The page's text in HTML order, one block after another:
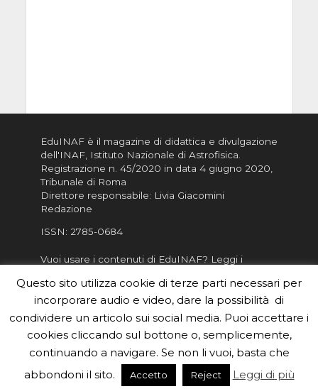
EduINAF è il magazine di didattica e divulgazione
dell'INAF, Istituto Nazionale di Astrofisica
Registrazione n. 45/2020 in data 4 giugno 2020,
Tribunale di Roma
Direttore responsabile: Livia Giacomini
Redazione
ISSN: 2785-0684
Vuoi usare i contenuti di EduINAF? Leggi i
Informativa sulla Privacy
Informatva sui Cookie
Per la rubrica de l'Astronomo risponde, per
inviarci le tue foto o i tuoi contributi, scrivici a
redazione.edu [chiocciola] inaf.it oppure
il form
Questo sito utilizza cookie di terze parti necessari per
incorporare audio e video, dare la possibilità di
condividere un articolo sui social media. Puoi accettare i
cookies cliccando sul bottone o, semplicemente,
continuando a navigare. Se non li vuoi, basta che
abbondoni il sito.
Accetto Reject Leggi di più